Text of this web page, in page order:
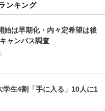
ンキング
始は早期化・内々定希望は後
ャンパス調査
学生4割「手に入る」10人に1